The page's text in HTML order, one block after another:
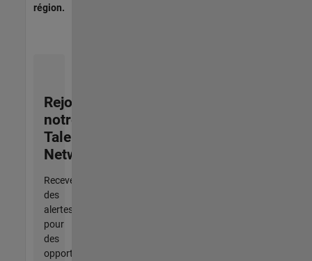
région.
Rejoignez
notre
Talent
Network
Recevez
des
alertes
pour
des
opportunités